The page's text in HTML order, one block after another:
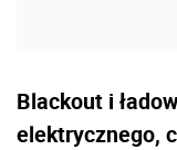
Blackout i
elektrycznego,